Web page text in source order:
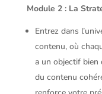
Module 2 : La
Entrez dans
contenu, où
a un objectif bien
du contenu